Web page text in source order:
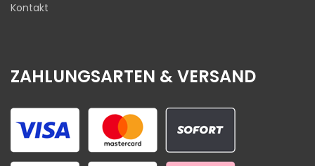
Kontakt
ZAHLUNGSARTEN & VERSAND